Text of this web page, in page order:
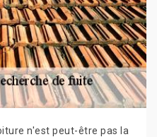
n'est peut-être pas la